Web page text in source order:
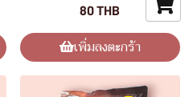
80 THB
เพิ่มลงตะกร้า